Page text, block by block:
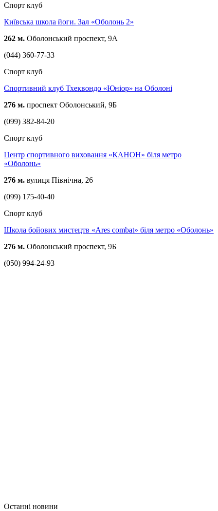
Спорт клуб
Київська школа йоги. Зал «Оболонь 2»
262 м. Оболонський проспект, 9А
(044) 360-77-33
Спорт клуб
Спортивний клуб Тхеквондо «Юніор» на Оболоні
276 м. проспект Оболонський, 9Б
(099) 382-84-20
Спорт клуб
Центр спортивного виховання «КАНОН» біля метро
«Оболонь»
276 м. вулиця Північна, 26
(099) 175-40-40
Спорт клуб
Школа бойових мистецтв «Ares combat» біля метро «Оболонь»
276 м. Оболонський проспект, 9Б
(050) 994-24-93
Останні новини